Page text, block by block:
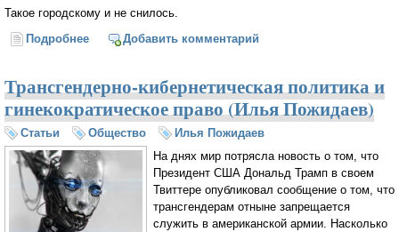
Такое городскому и не снилось.
Подробнее о Милей всего картофеля цветы
Добавить комментарий
Трансгендерно-кибернетическая политика и
гинекократическое право (Илья Пожидаев)
Статьи Общество
Илья Пожидаев
На днях мир потрясла новость о том, что
Президент США Дональд Трамп в своем
Твиттере опубликовал сообщение о том, что
трансгендерам отныне запрещается
служить в американской армии. Насколько